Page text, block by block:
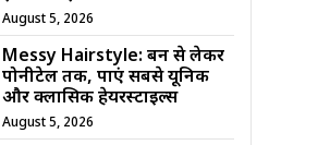
August 5, 2026
Messy Hairstyle: बन से लेकर
पोनीटेल तक, पाएं सबसे यूनिक
और क्लासिक हेयरस्टाइल्स
August 5, 2026